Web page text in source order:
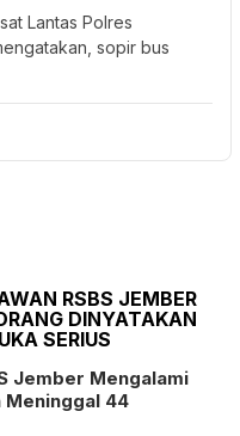
Lantas Polres
sopir bus
RSBS JEMBER
DINYATAKAN
SERIUS
Jember Mengalami
Meninggal 44